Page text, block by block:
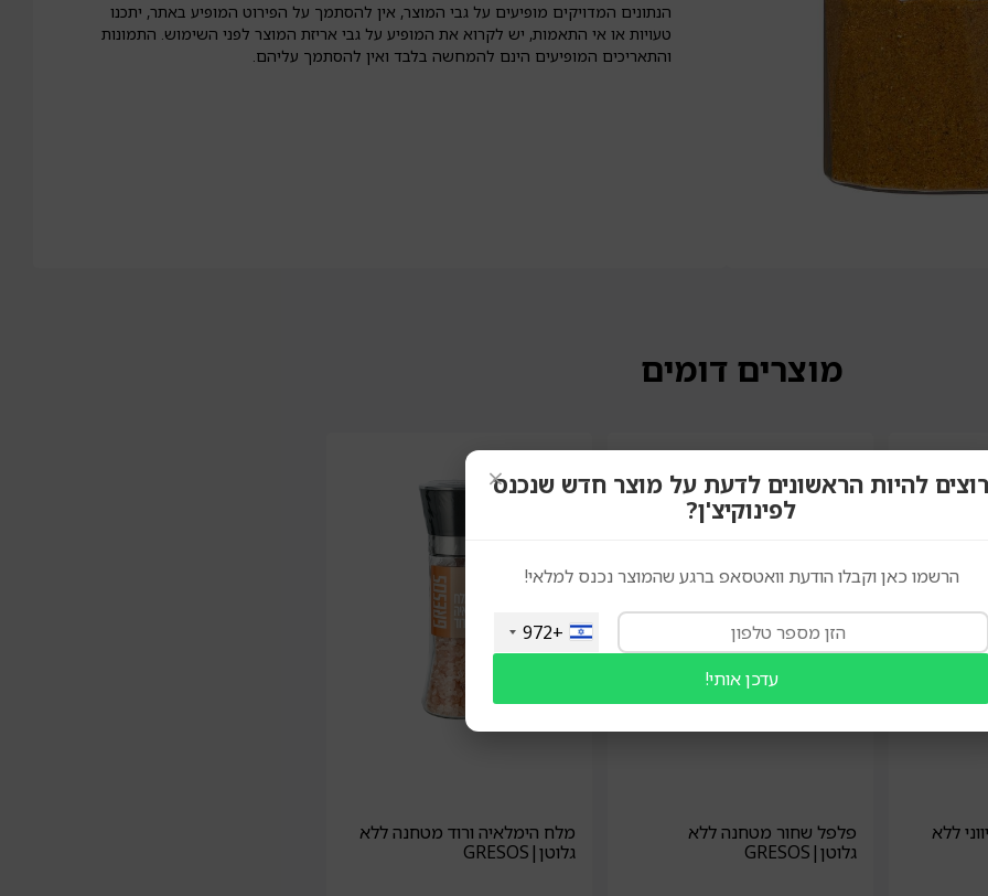
הנתונים המדויקים מופיעים על גבי המוצר, אין להסתמך על הפירוט המופיע באתר, יתכנו
טעויות או אי התאמות, יש לקרוא את המופיע על גבי אריזת המוצר לפני השימוש. התמונות
והתאריכים המופיעים הינם להמחשה בלבד ואין להסתמך עליהם.
מוצרים דומים
ללא
פלפל שחור מטחנה ללא
גלוטן|GRESOS
מלח הימלאיה ורוד מטחנה ללא
גלוטן|GRESOS
רוצים להיות הראשונים לדעת על מוצר חדש שנכנס
לפינוקיצ'ן?
×
הרשמו כאן וקבלו הודעת וואטסאפ ברגע שהמוצר נכנס למלאי!
+972
עדכן אותי!